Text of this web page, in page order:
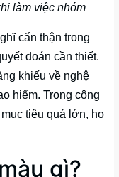
làm việc nhóm
cẩn thận trong
đoán cần thiết.
khiếu về nghệ
hiểm. Trong công
tiêu quá lớn, họ
gì?